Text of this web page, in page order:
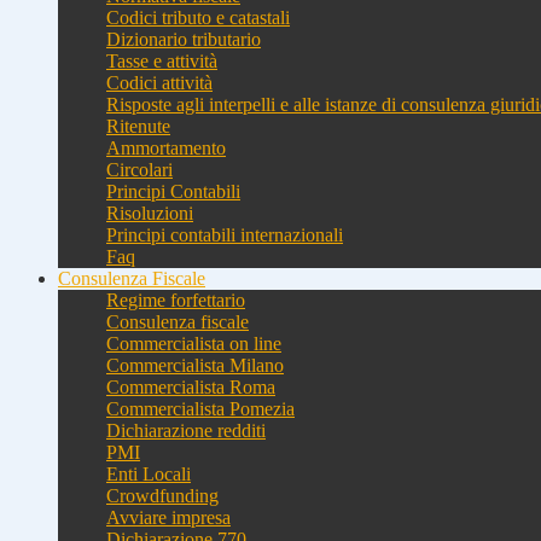
Codici tributo e catastali
Dizionario tributario
Tasse e attività
Codici attività
Risposte agli interpelli e alle istanze di consulenza
Ritenute
Ammortamento
Circolari
Principi Contabili
Risoluzioni
Principi contabili internazionali
Faq
Consulenza Fiscale
Regime forfettario
Consulenza fiscale
Commercialista on line
Commercialista Milano
Commercialista Roma
Commercialista Pomezia
Dichiarazione redditi
PMI
Enti Locali
Crowdfunding
Avviare impresa